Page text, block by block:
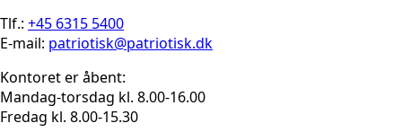
Tlf.: +45 6315 5400
E-mail: patriotisk@patriotisk.dk
Kontoret er åbent:
Mandag-torsdag kl. 8.00-16.00
Fredag kl. 8.00-15.30